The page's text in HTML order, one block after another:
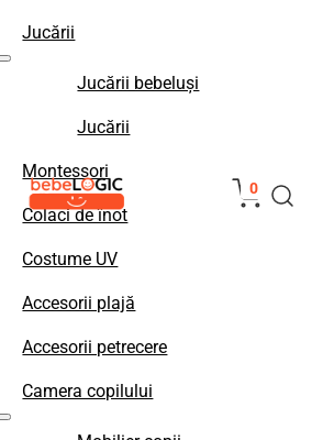
Jucării
Jucării bebeluși
Jucării
Montessori
Colaci de înot
Costume UV
Accesorii plajă
Accesorii petrecere
Camera copilului
0